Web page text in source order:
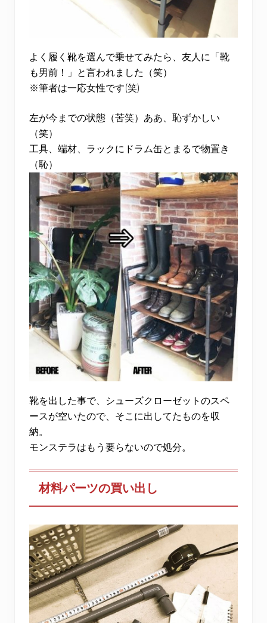
よく履く靴を選んで乗せてみたら、友人に「靴
も男前！」と言われました（笑）
※筆者は一応女性です(笑)
左が今までの状態（苦笑）ああ、恥ずかしい
（笑）
工具、端材、ラックにドラム缶とまるで物置き
（恥）
靴を出した事で、シューズクローゼットのスペ
ースが空いたので、そこに出してたものを収
納。
モンステラはもう要らないので処分。
材料パーツの買い出し